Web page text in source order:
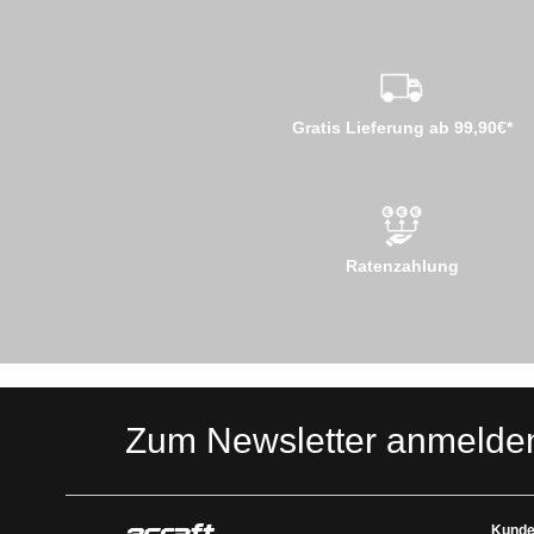
Gratis Lieferung ab 99,90€*
Ratenzahlung
Zum Newsletter